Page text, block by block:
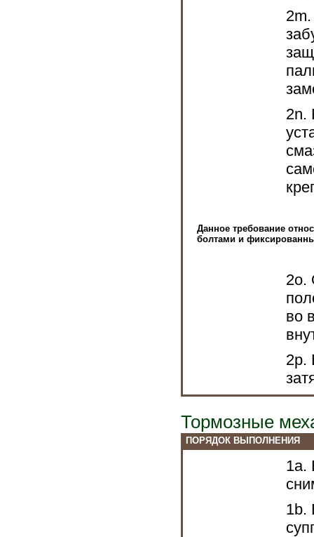
2n.
Данное требование
болтами и
2о.
во
2р.
Тормозные
ПОРЯДОК ВЫПОЛНЕНИЯ
1а.
1b.